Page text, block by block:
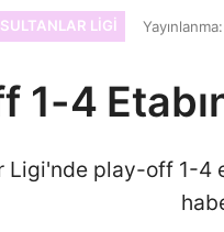
SULTANLAR LIGI
1-4
Ligi'nde play-off 1-4